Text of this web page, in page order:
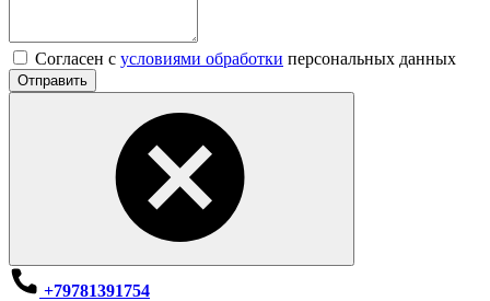
Согласен с условиями обработки персональных данных
Отправить
+79781391754